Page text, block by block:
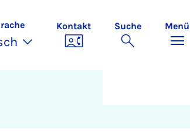
Kontakt Suche Menü